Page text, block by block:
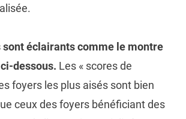
sont éclairants comme le montre
dessous. Les « scores de
foyers les plus aisés sont bien
ceux des foyers bénéficiant des